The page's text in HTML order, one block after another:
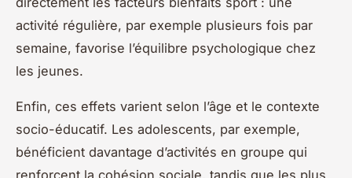
activité régulière, par exemple plusieurs fois par
semaine, favorise l’équilibre psychologique chez
les jeunes.
Enfin, ces effets varient selon l’âge et le contexte
socio-éducatif. Les adolescents, par exemple,
bénéficient davantage d’activités en groupe qui
renforcent la cohésion sociale, tandis que les plus